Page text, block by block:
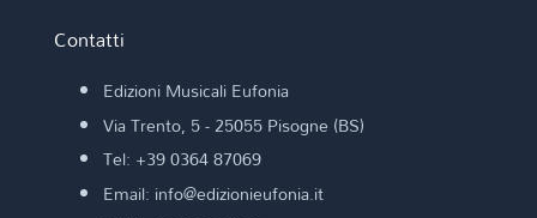
Contatti
Edizioni Musicali Eufonia
Via Trento, 5 - 25055 Pisogne (BS)
Tel: +39 0364 87069
Email: info@edizionieufonia.it